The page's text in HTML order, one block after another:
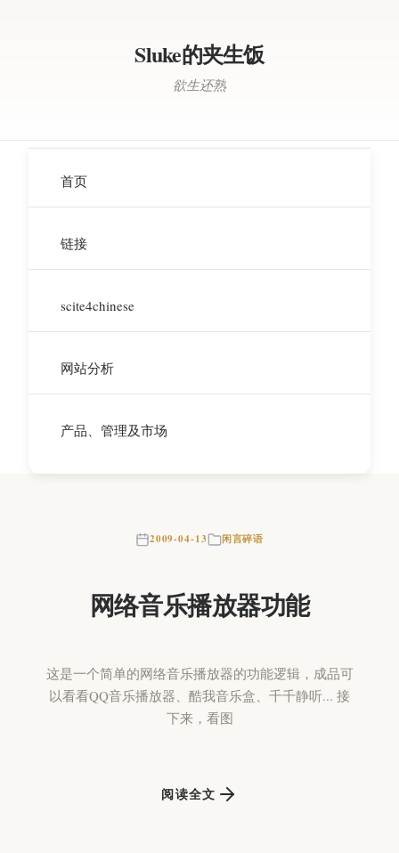
Sluke的夹生饭
欲生还熟
首页
链接
scite4chinese
网站分析
产品、管理及市场
2009-04-13 闲言碎语
网络音乐播放器功能
这是一个简单的网络音乐播放器的功能逻辑，成品可
以看看QQ音乐播放器、酷我音乐盒、千千静听... 接
下来，看图
阅读全文